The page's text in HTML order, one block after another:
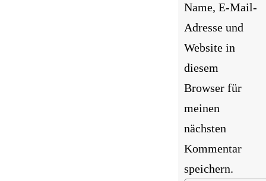
Name, E-Mail-
Adresse und
Website in
diesem
Browser für
meinen
nächsten
Kommentar
speichern.